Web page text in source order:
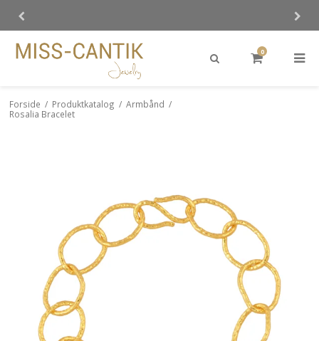
0
Forside / Produktkatalog / Armbånd /
Rosalia Bracelet